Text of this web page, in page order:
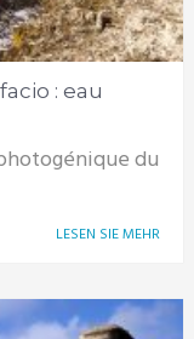
: eau
du
LESEN SIE MEHR